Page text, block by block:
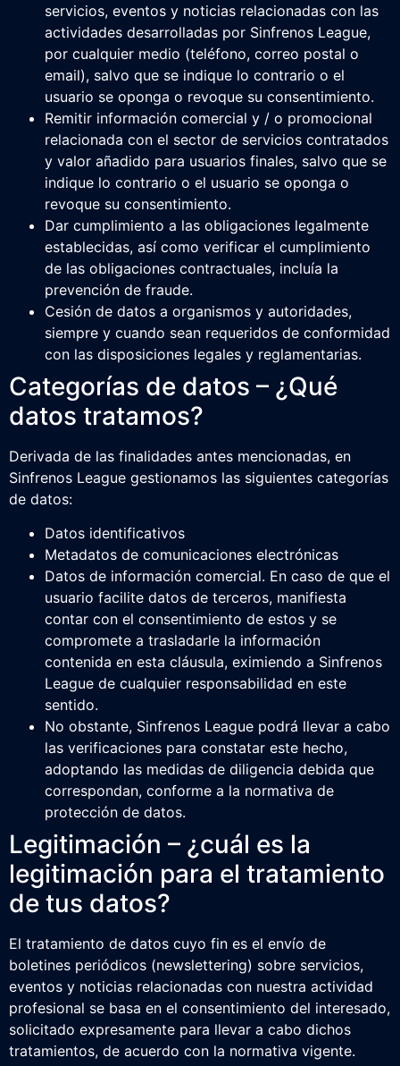
servicios, eventos y noticias relacionadas con las
actividades desarrolladas por Sinfrenos League,
por cualquier medio (teléfono, correo postal o
email), salvo que se indique lo contrario o el
usuario se oponga o revoque su consentimiento.
Remitir información comercial y / o promocional
relacionada con el sector de servicios contratados
y valor añadido para usuarios finales, salvo que se
indique lo contrario o el usuario se oponga o
revoque su consentimiento.
Dar cumplimiento a las obligaciones legalmente
establecidas, así como verificar el cumplimiento
de las obligaciones contractuales, incluía la
prevención de fraude.
Cesión de datos a organismos y autoridades,
siempre y cuando sean requeridos de conformidad
con las disposiciones legales y reglamentarias.
Categorías de datos – ¿Qué
datos tratamos?
Derivada de las finalidades antes mencionadas, en
Sinfrenos League gestionamos las siguientes categorías
de datos:
Datos identificativos
Metadatos de comunicaciones electrónicas
Datos de información comercial. En caso de que el
usuario facilite datos de terceros, manifiesta
contar con el consentimiento de estos y se
compromete a trasladarle la información
contenida en esta cláusula, eximiendo a Sinfrenos
League de cualquier responsabilidad en este
sentido.
No obstante, Sinfrenos League podrá llevar a cabo
las verificaciones para constatar este hecho,
adoptando las medidas de diligencia debida que
correspondan, conforme a la normativa de
protección de datos.
Legitimación – ¿cuál es la
legitimación para el tratamiento
de tus datos?
El tratamiento de datos cuyo fin es el envío de
boletines periódicos (newslettering) sobre servicios,
eventos y noticias relacionadas con nuestra actividad
profesional se basa en el consentimiento del interesado,
solicitado expresamente para llevar a cabo dichos
tratamientos, de acuerdo con la normativa vigente.